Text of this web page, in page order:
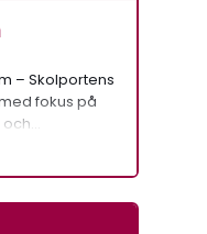
– Skolportens
fokus på